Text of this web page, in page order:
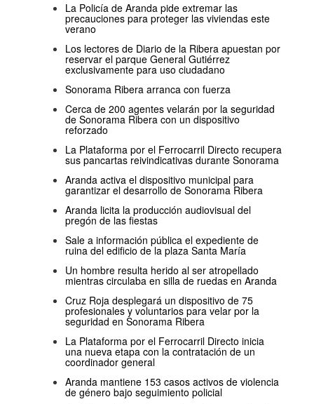
La Policía de Aranda pide extremar las
precauciones para proteger las viviendas este
verano
Los lectores de Diario de la Ribera apuestan por
reservar el parque General Gutiérrez
exclusivamente para uso ciudadano
Sonorama Ribera arranca con fuerza
Cerca de 200 agentes velarán por la seguridad
de Sonorama Ribera con un dispositivo
reforzado
La Plataforma por el Ferrocarril Directo recupera
sus pancartas reivindicativas durante Sonorama
Aranda activa el dispositivo municipal para
garantizar el desarrollo de Sonorama Ribera
Aranda licita la producción audiovisual del
pregón de las fiestas
Sale a información pública el expediente de
ruina del edificio de la plaza Santa María
Un hombre resulta herido al ser atropellado
mientras circulaba en silla de ruedas en Aranda
Cruz Roja desplegará un dispositivo de 75
profesionales y voluntarios para velar por la
seguridad en Sonorama Ribera
La Plataforma por el Ferrocarril Directo inicia
una nueva etapa con la contratación de un
coordinador general
Aranda mantiene 153 casos activos de violencia
de género bajo seguimiento policial